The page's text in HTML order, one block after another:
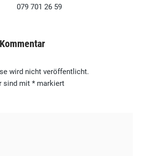
079 701 26 59
wird nicht veröffentlicht.
sind mit *markiert